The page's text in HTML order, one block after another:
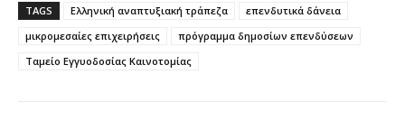
TAGS Ελληνική αναπτυξιακή τράπεζα
επενδυτικά δάνεια
μικρομεσαίες επιχειρήσεις
πρόγραμμα δημοσίων επενδύσεων
Ταμείο Εγγυοδοσίας Καινοτομίας